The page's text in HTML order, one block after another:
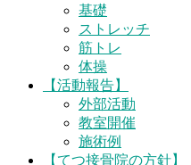
基礎
ストレッチ
筋トレ
体操
【活動報告】
外部活動
教室開催
施術例
【てつ接骨院の方針】